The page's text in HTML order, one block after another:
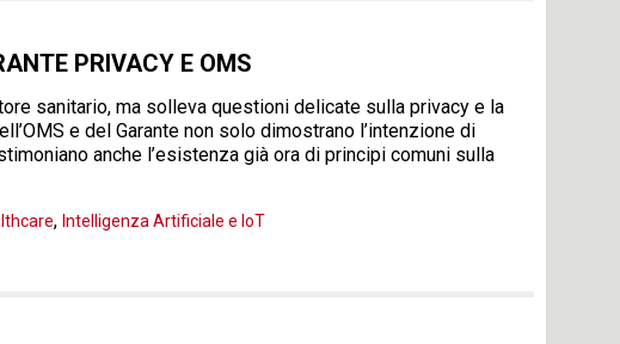
PRIVACY E OMS
sanitario, ma solleva questioni delicate sulla privacy e la
e del Garante non solo dimostrano l’intenzione di
anche l’esistenza già ora di principi comuni sulla
, Intelligenza Artificiale e IoT